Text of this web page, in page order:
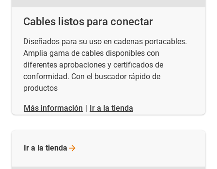
Cables listos para conectar
Diseñados para su uso en cadenas portacables.
Amplia gama de cables disponibles con
diferentes aprobaciones y certificados de
conformidad. Con el buscador rápido de
productos
​​​​​​​Más información Ir a la tienda
Ir a la tienda